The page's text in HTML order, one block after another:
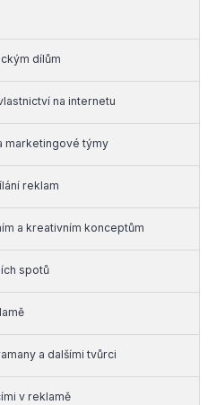
dílům
na internetu
marketingové týmy
reklam
a kreativním konceptům
spotů
a dalšími tvůrci
v reklamě